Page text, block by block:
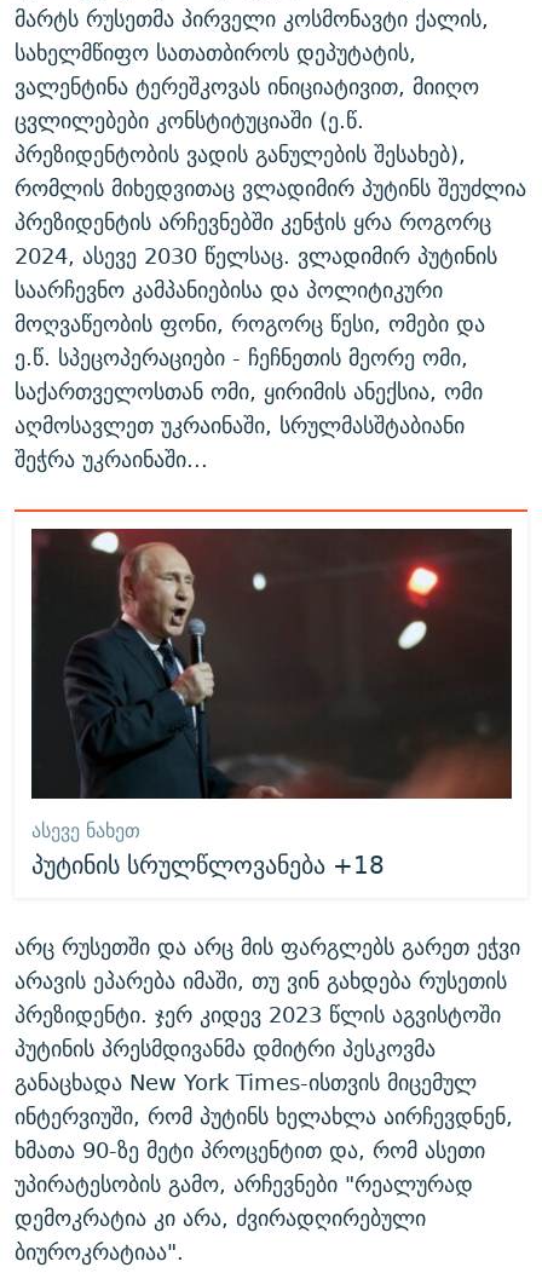
მარტს რუსეთმა პირველი კოსმონავტი ქალის,
სახელმწიფო სათათბიროს დეპუტატის,
ვალენტინა ტერეშკოვას ინიციატივით, მიიღო
ცვლილებები კონსტიტუციაში (ე.წ.
პრეზიდენტობის ვადის განულების შესახებ),
რომლის მიხედვითაც ვლადიმირ პუტინს შეუძლია
პრეზიდენტის არჩევნებში კენჭის ყრა როგორც
2024, ასევე 2030 წელსაც. ვლადიმირ პუტინის
საარჩევნო კამპანიებისა და პოლიტიკური
მოღვაწეობის ფონი, როგორც წესი, ომები და
ე.წ. სპეცოპერაციები - ჩეჩნეთის მეორე ომი,
საქართველოსთან ომი, ყირიმის ანექსია, ომი
აღმოსავლეთ უკრაინაში, სრულმასშტაბიანი
შეჭრა უკრაინაში...
ᲐᲡᲔᲕᲔ ᲜᲐᲮᲔᲗ
პუტინის სრულწლოვანება +18
არც რუსეთში და არც მის ფარგლებს გარეთ ეჭვი
არავის ეპარება იმაში, თუ ვინ გახდება რუსეთის
პრეზიდენტი. ჯერ კიდევ 2023 წლის აგვისტოში
პუტინის პრესმდივანმა დმიტრი პესკოვმა
განაცხადა New York Times-ისთვის მიცემულ
ინტერვიუში, რომ პუტინს ხელახლა აირჩევდნენ,
ხმათა 90-ზე მეტი პროცენტით და, რომ ასეთი
უპირატესობის გამო, არჩევნები "რეალურად
დემოკრატია კი არა, ძვირადღირებული
ბიუროკრატიაა".